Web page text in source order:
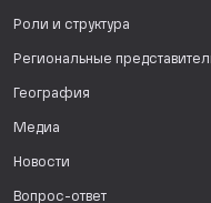
Роли и структура
Региональные
География
Медиа
Новости
Вопрос-ответ